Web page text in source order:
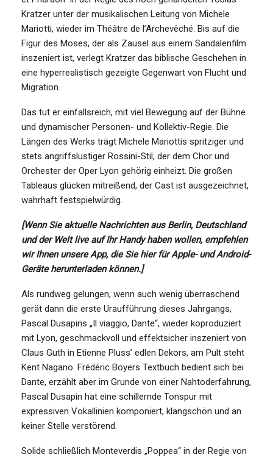
Kratzer unter der musikalischen Leitung von Michele
Mariotti, wieder im Théâtre de l’Archevêché. Bis auf die
Figur des Moses, der als Zausel aus einem Sandalenfilm
inszeniert ist, verlegt Kratzer das biblische Geschehen in
eine hyperrealistisch gezeigte Gegenwart von Flucht und
Migration.
Das tut er einfallsreich, mit viel Bewegung auf der Bühne
und dynamischer Personen- und Kollektiv-Regie. Die
Längen des Werks trägt Michele Mariottis spritziger und
stets angriffslustiger Rossini-Stil, der dem Chor und
Orchester der Oper Lyon gehörig einheizt. Die großen
Tableaus glücken mitreißend, der Cast ist ausgezeichnet,
wahrhaft festspielwürdig.
[Wenn Sie aktuelle Nachrichten aus Berlin, Deutschland
und der Welt live auf Ihr Handy haben wollen, empfehlen
wir Ihnen unsere App, die Sie hier für Apple- und Android-
Geräte herunterladen können.]
Als rundweg gelungen, wenn auch wenig überraschend
gerät dann die erste Uraufführung dieses Jahrgangs,
Pascal Dusapins „Il viaggio, Dante“, wieder koproduziert
mit Lyon, geschmackvoll und effektsicher inszeniert von
Claus Guth in Etienne Pluss’ edlen Dekors, am Pult steht
Kent Nagano. Frédéric Boyers Textbuch bedient sich bei
Dante, erzählt aber im Grunde von einer Nahtoderfahrung,
Pascal Dusapin hat eine schillernde Tonspur mit
expressiven Vokallinien komponiert, klangschön und an
keiner Stelle verstörend.
Solide schließlich Monteverdis „Poppea“ in der Regie von